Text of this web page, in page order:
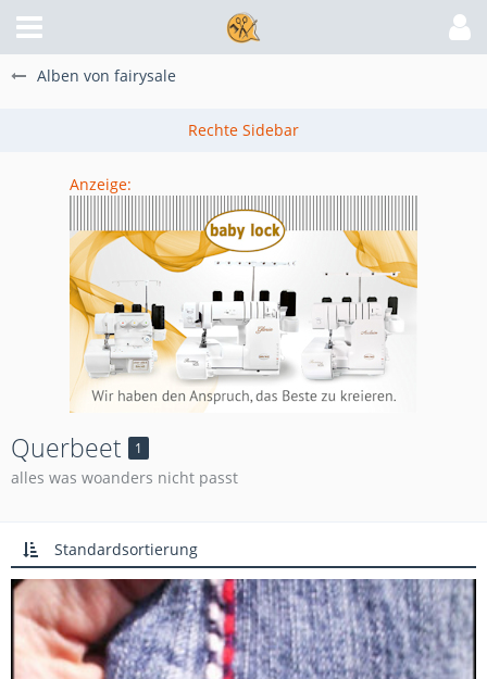
Alben von fairysale
Anzeige:
Querbeet 1
alles was woanders nicht passt
Standardsortierung